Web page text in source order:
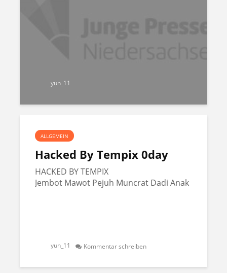
yun_11
ALLGEMEIN
Hacked By Tempix 0day
HACKED BY TEMPIX
Jembot Mawot Pejuh Muncrat Dadi Anak
yun_11 Kommentar schreiben